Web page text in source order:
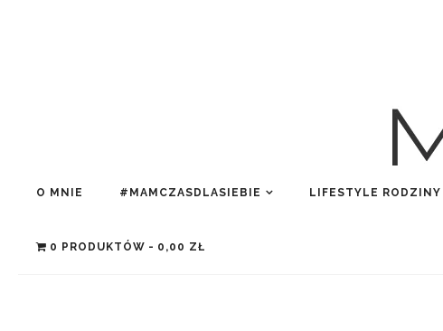
O MNIE #MAMCZASDLASIEBIE LIFESTYLE RODZINY
0 PRODUKTÓW 0,00 ZŁ